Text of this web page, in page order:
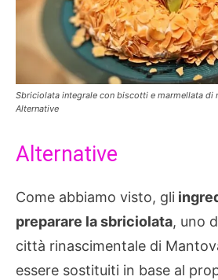
Sbriciolata integrale con biscotti e marmellata di
Alternative
Alternative
Come abbiamo visto, gli
preparare la sbriciolata, uno
città rinascimentale di
essere sostituiti in base al